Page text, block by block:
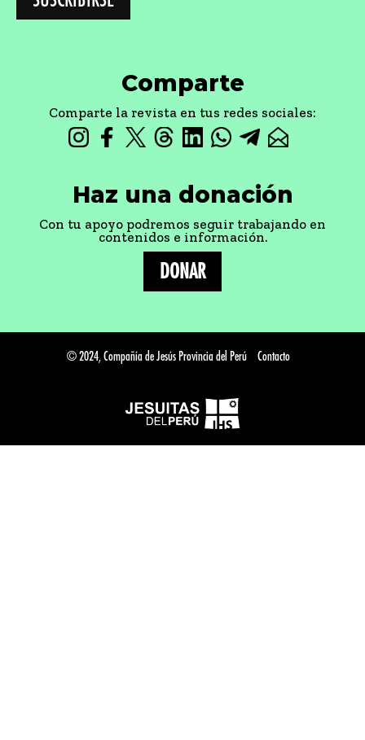
Comparte
Comparte la revista en tus redes sociales:
Haz una donación
Con tu apoyo podremos seguir trabajando en
contenidos e información.
DONAR
© 2024, Compañía de Jesús Provincia del Perú Contacto